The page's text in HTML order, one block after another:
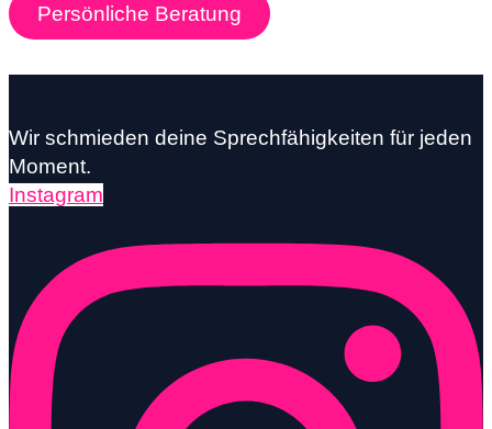
Persönliche Beratung
Wir schmieden deine Sprechfähigkeiten für jeden
Moment.
Instagram